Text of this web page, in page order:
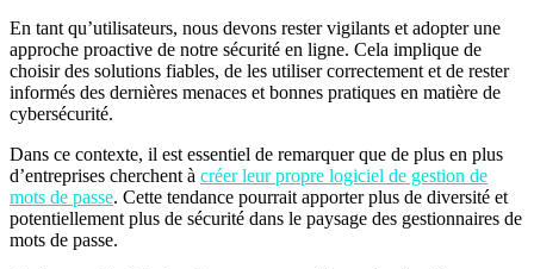
En tant qu’utilisateurs, nous devons rester vigilants et adopter une
approche proactive de notre sécurité en ligne. Cela implique de
choisir des solutions fiables, de les utiliser correctement et de rester
informés des dernières menaces et bonnes pratiques en matière de
cybersécurité.
Dans ce contexte, il est essentiel de remarquer que de plus en plus
d’entreprises cherchent à créer leur propre logiciel de gestion de
mots de passe. Cette tendance pourrait apporter plus de diversité et
potentiellement plus de sécurité dans le paysage des gestionnaires de
mots de passe.